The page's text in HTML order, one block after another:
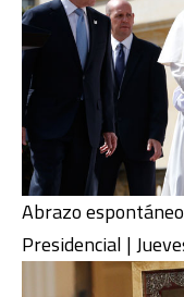
Abrazo
Presidencial |